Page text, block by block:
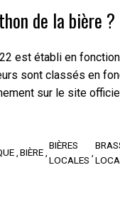
de la bière ?
est établi en
sont classés en
sur le site
BIÈRE
BIÈRES
LOCALES